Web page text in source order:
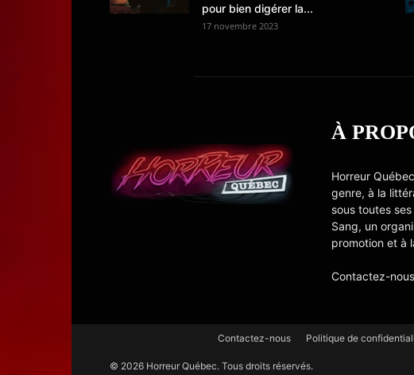
pour bien digérer la...
17 novembre 2023
À
Horreur
genre, à la
sous toutes
Sang, un
promotion et à
Contactez-
Contactez-nous Politique de
© 2026 Horreur Québec. Tous droits réservés.